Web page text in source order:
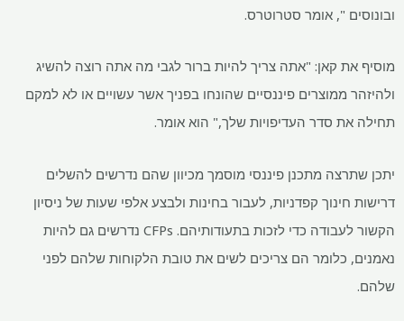
ובונוסים ", אומר סטרוטרס.
מוסיף את קאן: "אתה צריך להיות ברור לגבי מה אתה רוצה להשיג
ולהיזהר ממוצרים פיננסיים שהונחו בפניך אשר עשויים או לא למקם
תחילה את סדר העדיפויות שלך," הוא אומר.
יתכן שתרצה מתכנן פיננסי מוסמך מכיוון שהם נדרשים להשלים
דרישות חינוך קפדניות, לעבור בחינות ולבצע אלפי שעות של ניסיון
הקשור לעבודה כדי לזכות בתעודותיהם. CFPs נדרשים גם להיות
נאמנים, כלומר הם צריכים לשים את טובת הלקוחות שלהם לפני
שלהם.